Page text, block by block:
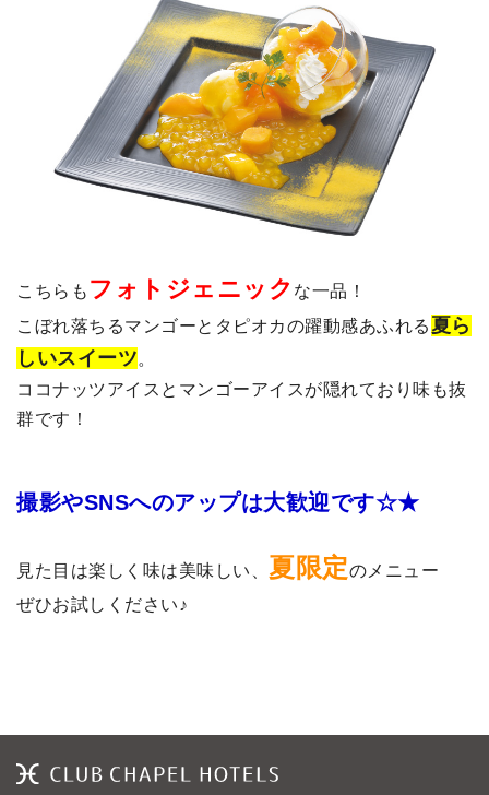
こちらも フォトジェニック な一品！
こぼれ落ちるマンゴーとタピオカの躍動感あふれる 夏ら
しいスイーツ。
ココナッツアイスとマンゴーアイスが隠れており味も抜
群です！
撮影やSNSへのアップは大歓迎です☆★
見た目は楽しく味は美味しい、 夏限定のメニュー
ぜひお試しください♪